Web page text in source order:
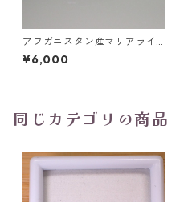
アフガニスタン産マリアライ
ト オーバルカットルース 0.32
ct 5.7mm*4.0mm*2.3mm
¥6,000
同じカテゴリの商品